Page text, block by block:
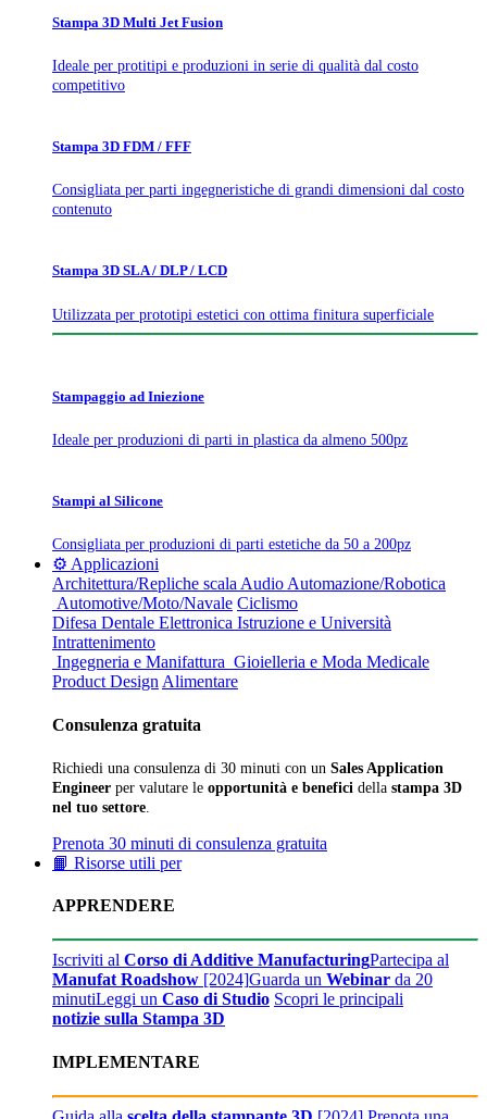
Stampa 3D Multi Jet Fusion
Ideale per protitipi e produzioni in serie di qualità dal costo
competitivo
Stampa 3D FDM / FFF
Consigliata per parti ingegneristiche di grandi dimensioni dal costo
contenuto
Stampa 3D SLA / DLP / LCD
Utilizzata per prototipi estetici con ottima finitura superficiale
Stampaggio ad Iniezione
Ideale per produzioni di parti in plastica da almeno 500pz
Stampi al Silicone
Consigliata per produzioni di parti estetiche da 50 a 200pz
⚙️ Applicazioni
Architettura/Repliche scala Audio Automazione/Robotica
Automotive/Moto/Navale Ciclismo
Difesa Dentale Elettronica Istruzione e Università
Intrattenimento
Ingegneria e Manifattura Gioielleria e Moda Medicale
Product Design Alimentare
Consulenza gratuita
Richiedi una consulenza di 30 minuti con un Sales Application
Engineer per valutare le opportunità e benefici della stampa 3D
nel tuo settore
Prenota 30 minuti di consulenza gratuita
📙 Risorse utili per
APPRENDERE
Iscriviti al Corso di Additive ManufacturingPartecipa al
Manufat Roadshow [2024]Guarda un Webinar da 20
minutiLeggi un Caso di Studio Scopri le principali
notizie sulla Stampa 3D
IMPLEMENTARE